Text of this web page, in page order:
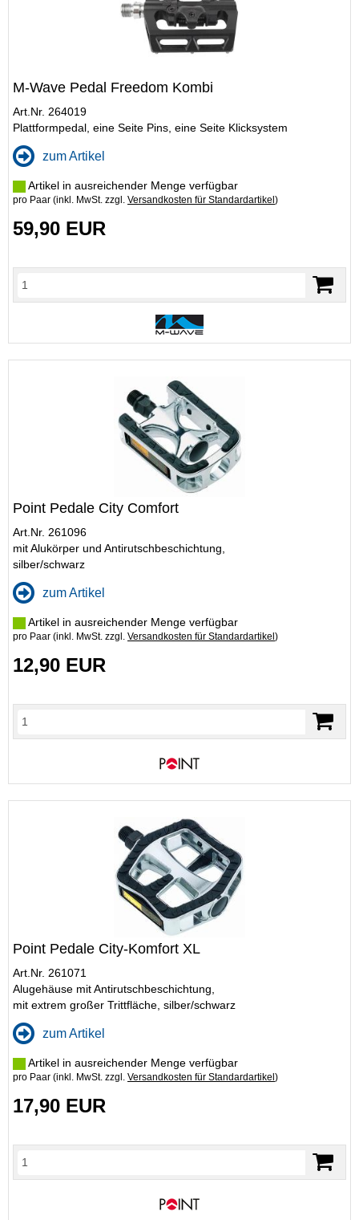
M-Wave Pedal Freedom Kombi
Art.Nr. 264019
Plattformpedal, eine Seite Pins, eine Seite Klicksystem
zum Artikel
Artikel in ausreichender Menge verfügbar
pro Paar (inkl. MwSt. zzgl. Versandkosten für Standardartikel )
59,90 EUR
Point Pedale City Comfort
Art.Nr. 261096
mit Alukörper und Antirutschbeschichtung,
silber/schwarz
zum Artikel
Artikel in ausreichender Menge verfügbar
pro Paar (inkl. MwSt. zzgl. Versandkosten für Standardartikel )
12,90 EUR
Point Pedale City-Komfort XL
Art.Nr. 261071
Alugehäuse mit Antirutschbeschichtung,
mit extrem großer Trittfläche, silber/schwarz
zum Artikel
Artikel in ausreichender Menge verfügbar
pro Paar (inkl. MwSt. zzgl. Versandkosten für Standardartikel )
17,90 EUR